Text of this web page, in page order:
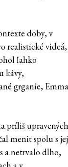
doby, v
realistické videá,
ľahko
kávy,
grganie, Emma
príliš upravených
meniť spolu s jej
a netrvalo dlho,